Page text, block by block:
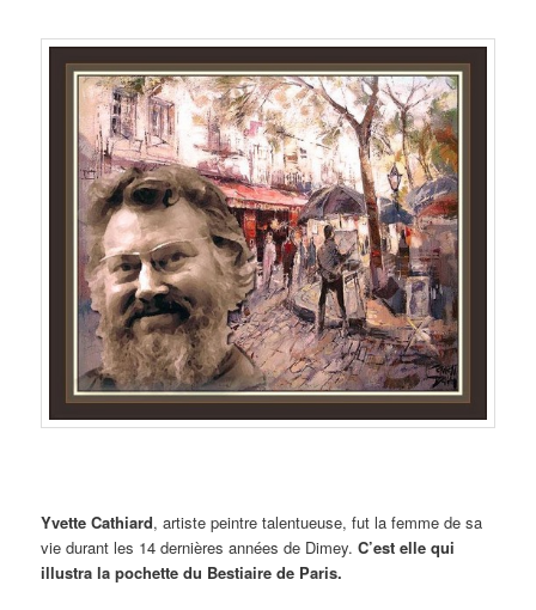
Yvette Cathiard, artiste peintre talentueuse, fut la femme de sa
vie durant les 14 dernières années de Dimey.C’est elle qui
illustra la pochette du Bestiaire de Paris.